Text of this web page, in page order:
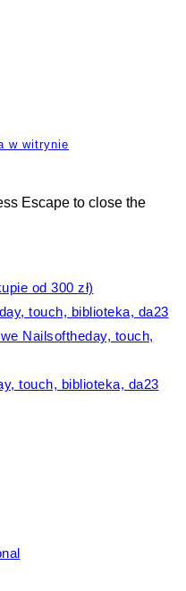
w witrynie
Escape to close the
od 300 zł)
touch, biblioteka, da23
Nailsoftheday, touch,
touch, biblioteka, da23